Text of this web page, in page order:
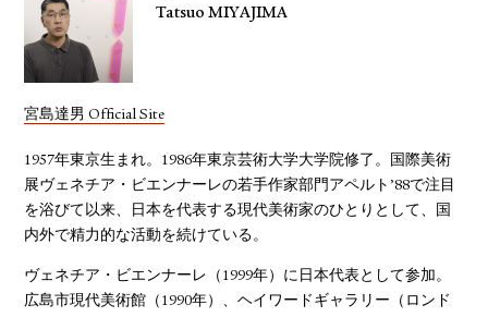
Tatsuo MIYAJIMA
宮島達男 Official Site
1957年東京生まれ。1986年東京芸術大学大学院修了。国際美術
展ヴェネチア・ビエンナーレの若手作家部門アペルト’88で注目
を浴びて以来、日本を代表する現代美術家のひとりとして、国
内外で精力的な活動を続けている。
ヴェネチア・ビエンナーレ（1999年）に日本代表として参加。
広島市現代美術館（1990年）、ヘイワードギャラリー（ロンド